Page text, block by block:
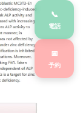
📞
電話
📅
予約